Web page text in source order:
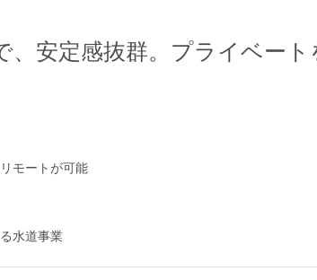
、安定感抜群。プライベー
モートが可能
水道事業